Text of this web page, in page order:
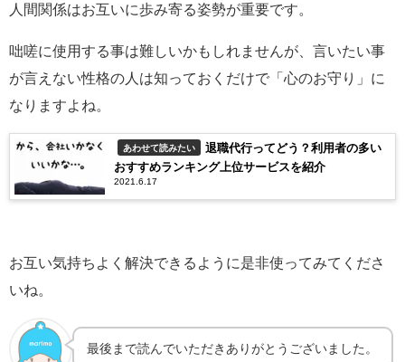
人間関係はお互いに歩み寄る姿勢が重要です。
咄嗟に使用する事は難しいかもしれませんが、言いたい事
が言えない性格の人は知っておくだけで「心のお守り」に
なりますよね。
あわせて読みたい
退職代行ってどう？利用者の多い
おすすめランキング上位サービスを紹介
2021.6.17
お互い気持ちよく解決できるように是非使ってみてくださ
いね。
最後まで読んでいただきありがとうございました。